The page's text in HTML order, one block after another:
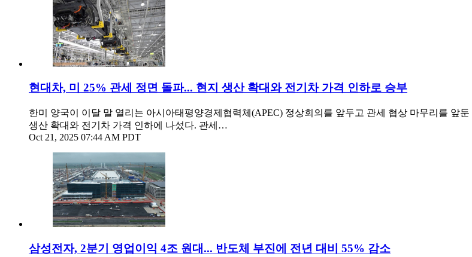
현대차, 미 25% 관세 정면 돌파... 현지 생산 확대와 전기차 가격 인하로 승부
한미 양국이 이달 말 열리는 아시아태평양경제협력체(APEC) 정상회의를 앞두고 관세 협상 마무리를 앞
생산 확대와 전기차 가격 인하에 나섰다. 관세…
Oct 21, 2025 07:44 AM PDT
삼성전자, 2분기 영업이익 4조 원대... 반도체 부진에 전년 대비 55% 감소